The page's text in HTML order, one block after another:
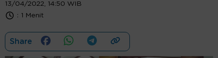
13/04/2022, 14:50 WIB
: 1 Menit
Share